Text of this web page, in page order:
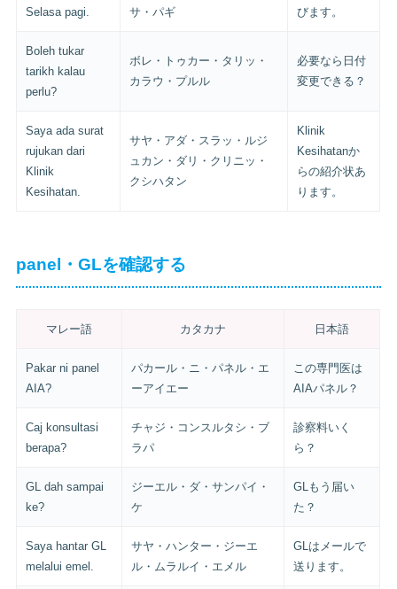
Selasa pagi. サ・パギ びます。
Boleh tukar
tarikh kalau
perlu?
ボレ・トゥカー・タリッ・
カラウ・プルル
必要なら日付
変更できる？
Saya ada surat
rujukan dari
Klinik
Kesihatan.
サヤ・アダ・スラッ・ルジ
ュカン・ダリ・クリニッ・
クシハタン
Klinik
Kesihatanか
らの紹介状あ
ります。
panel・GLを確認する
マレー語 カタカナ 日本語
Pakar ni panel
AIA?
パカール・ニ・パネル・エ
ーアイエー
この専門医は
AIAパネル？
Caj konsultasi
berapa?
チャジ・コンスルタシ・ブ
ラパ
診察料いく
ら？
GL dah sampai
ke?
ジーエル・ダ・サンパイ・
ケ
GLもう届い
た？
Saya hantar GL
melalui emel.
サヤ・ハンター・ジーエ
ル・ムラルイ・エメル
GLはメールで
送ります。